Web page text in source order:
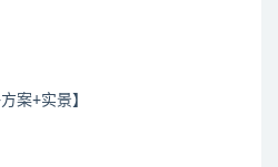
案+实景】